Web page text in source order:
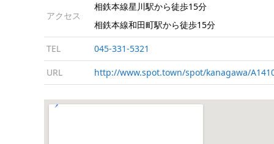
アクセス
相鉄本線星川駅から徒歩15分
相鉄本線和田町駅から徒歩15分
TEL 045-331-5321
URL http://www.spot.town/spot/kanagawa/